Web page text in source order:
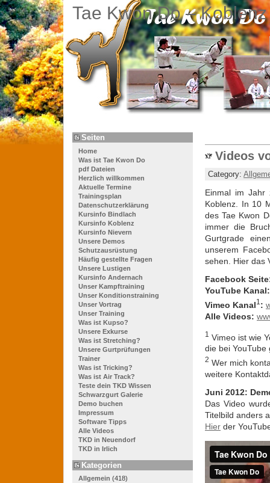
Tae Kwon Do –
Seiten
Home
Was ist Tae Kwon Do
pdf Dateien
Herzlich willkommen
Aktuelle Termine
Trainingsplan
Datenschutzerklärung
Kursinfo Bindlach
Kursinfo Koblenz
Kursinfo Nievern
Unsere Demos
Schutzausrüstung
Häufig gestellte Fragen
Unsere Lustigen
Kursinfo Andernach
Unser Kampftraining
Unser Konditionstraining
Unser Vortrag
Unser Training
Was ist Kupso?
Unsere Exkurse
Was ist Stretching?
Unsere Gurtprüfungen
Trainer
Was ist Tricking?
Was ist Air Track?
Teste dein TKD Wissen
Schwarzgurt Galerie
Demo buchen
Impressum
Software Tipps
Alle Videos
TKD in Neuendorf
TKD in Irlich
Kategorien
Allgemein (418)
Videos
Category:
Einmal im Jahr
Koblenz. In 10
des Tae Kwon
immer die
Gurtgrade
unserem
sehen. Hier das
Facebook
YouTube Kanal:
Vimeo Kanal1:
Alle Videos:
1 Vimeo ist wie
die bei YouTube
2 Wer mich
weitere
Juni 2012:
Das Video
Titelbild anders
Hier der